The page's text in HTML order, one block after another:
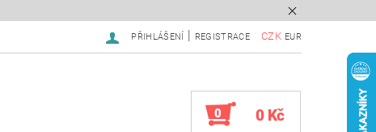
CZK EUR
PŘIHLÁŠENÍ REGISTRACE
0 0 Kč